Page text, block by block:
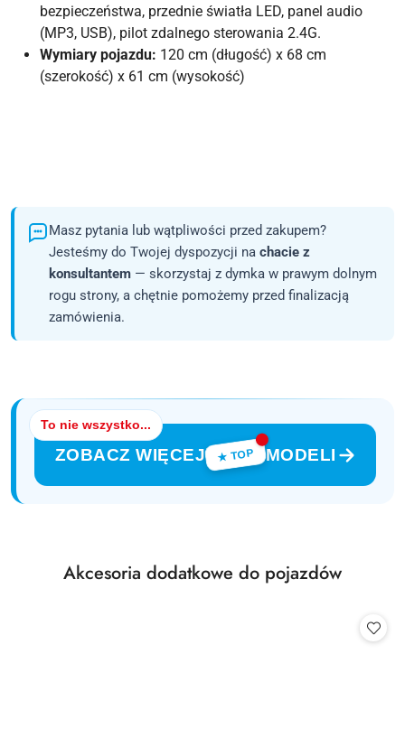
bezpieczeństwa, przednie światła LED, panel audio
(MP3, USB), pilot zdalnego sterowania 2.4G.
Wymiary pojazdu: 120 cm (długość) x 68 cm
(szerokość) x 61 cm (wysokość)
Masz pytania lub wątpliwości przed zakupem?
Jesteśmy do Twojej dyspozycji na chacie z
konsultantem — skorzystaj z dymka w prawym dolnym
rogu strony, a chętnie pomożemy przed finalizacją
zamówienia.
To nie wszystko...
ZOBACZ WIĘCEJ ★ TOP MODELI
Pomiń karuzelę produktów
Produkty
Akcesoria dodatkowe do pojazdów